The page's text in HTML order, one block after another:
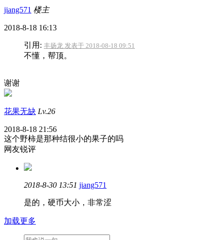
jiang571 楼主
2018-8-18 16:13
引用: 丰扬龙 发表于 2018-08-18 09:51
不懂，帮顶。
谢谢
花果无缺 Lv.26
2018-8-18 21:56
这个野柿是那种结很小的果子的吗
网友锐评
2018-8-30 13:51 jiang571
是的，硬币大小，非常涩
加载更多